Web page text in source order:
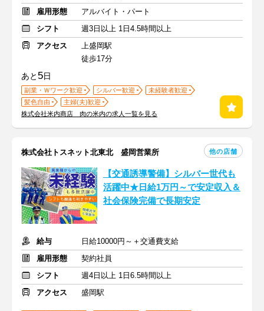
雇用形態
アルバイト・パート
シフト
週3日以上 1日4.5時間以上
アクセス
上盛岡駅
徒歩17分
あと 5日
副業・Ｗワーク歓迎 シルバー歓迎
未経験者歓迎
髪色自由
主婦(夫)歓迎
株式会社米内商店 肉の米内の求人一覧を見る
株式会社トスネット北東北 盛岡営業所 他の店舗
【交通誘導警備】シルバー世代も
活躍中★日給1万円～で安定収入＆
社会保険完備で長期安定
給与
日給10000円～＋交通費支給
雇用形態
契約社員
シフト
週4日以上 1日6.5時間以上
アクセス
盛岡駅